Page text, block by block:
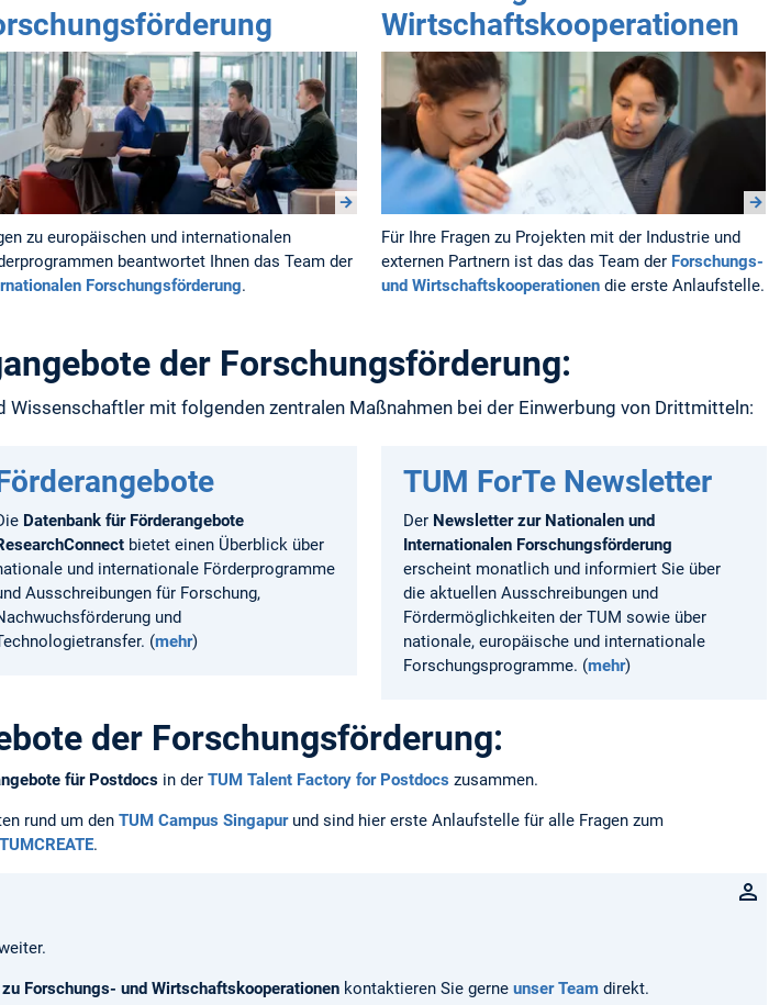
zu europäischen und internationalen
beantwortet Ihnen das Team der
Forschungsförderung.
Wirtschaftskooperationen
Für Ihre Fragen zu Projekten mit der Industrie und
externen Partnern ist das das Team der Forschungs-
und Wirtschaftskooperationen die erste Anlaufstelle.
der Forschungsförderung:
mit folgenden zentralen Maßnahmen bei der Einwerbung von Drittmitteln:
Datenbank für Förderangebote
bietet einen Überblick über
und internationale Förderprogramme
Ausschreibungen für Forschung,
und
(mehr)
TUM ForTe Newsletter
Der Newsletter zur Nationalen und
Internationalen Forschungsförderung
erscheint monatlich und informiert Sie über
die aktuellen Ausschreibungen und
Fördermöglichkeiten der TUM sowie über
nationale, europäische und internationale
Forschungsprogramme. (mehr)
der Forschungsförderung:
für Postdocs in der TUM Talent Factory for Postdocs zusammen.
rund um den TUM Campus Singapurund sind hier erste Anlaufstelle für alle Fragen zum
.
Forschungs- und Wirtschaftskooperationen kontaktieren Sie gerne unser Team direkt.